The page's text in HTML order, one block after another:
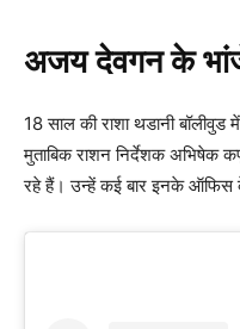
अजय देवगन के
18 साल की राशा थडानी
मुताबिक राशन निर्देशक अभिषेक
रहे हैं। उन्हें कई बार इनके ऑफिस